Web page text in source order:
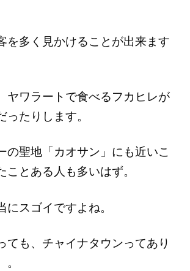
を多く見かけることが出来ます
ヤワラートで食べるフカヒレが
ったりします。
の聖地「カオサン」にも近いこ
ことある人も多いはず。
にスゴイですよね。
ても、チャイナタウンってあり
。